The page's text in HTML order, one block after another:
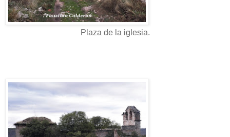
Plaza de la iglesia.